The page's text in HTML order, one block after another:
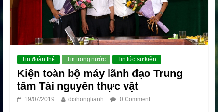
Tin đoàn thể Tin trong nước Tin tức sự kiện
Kiện toàn bộ máy lãnh đạo Trung
tâm Tài nguyên thực vật
19/07/2019 doihonghanh 0 Comment